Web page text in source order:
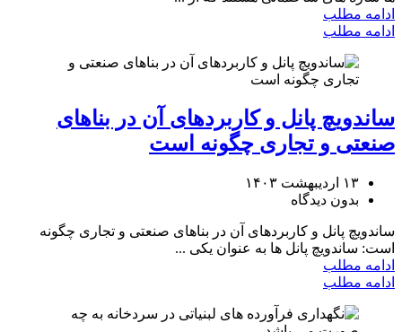
ادامه مطلب
ادامه مطلب
ساندویچ پانل و کاربردهای آن در بناهای
صنعتی و تجاری چگونه است
۱۳ اردیبهشت ۱۴۰۳
بدون دیدگاه
ساندویچ پانل و کاربردهای آن در بناهای صنعتی و تجاری چگونه
است: ساندویچ پانل ‌ها به عنوان یکی ...
ادامه مطلب
ادامه مطلب